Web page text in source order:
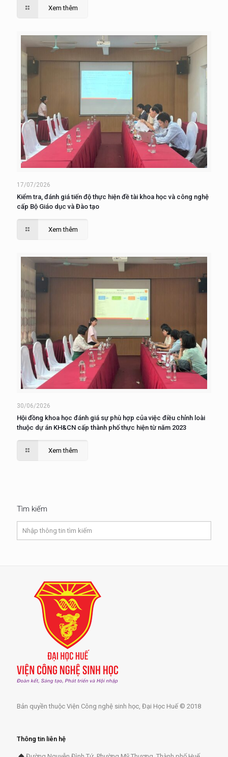
Xem thêm
17/07/2026
Kiểm tra, đánh giá tiến độ thực hiện đề tài khoa học và công nghệ
cấp Bộ Giáo dục và Đào tạo
Xem thêm
30/06/2026
Hội đồng khoa học đánh giá sự phù hợp của việc điều chỉnh loài
thuộc dự án KH&CN cấp thành phố thực hiện từ năm 2023
Xem thêm
Tìm kiếm
Bản quyền thuộc Viện Công nghệ sinh học, Đại Học Huế © 2018
Thông tin liên hệ